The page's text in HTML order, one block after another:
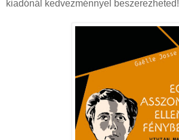
kiadónál kedvezménnyel beszerezheted!